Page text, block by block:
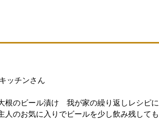
ッチンさん
根のビール漬け 我が家の繰り返しレシピ
人のお気に入りでビールを少し飲み残しても